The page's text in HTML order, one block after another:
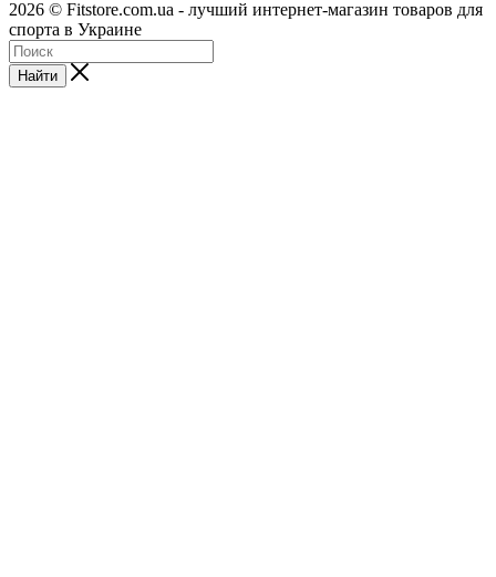
2026 © Fitstore.com.ua - лучший интернет-магазин товаров для
спорта в Украине
Найти